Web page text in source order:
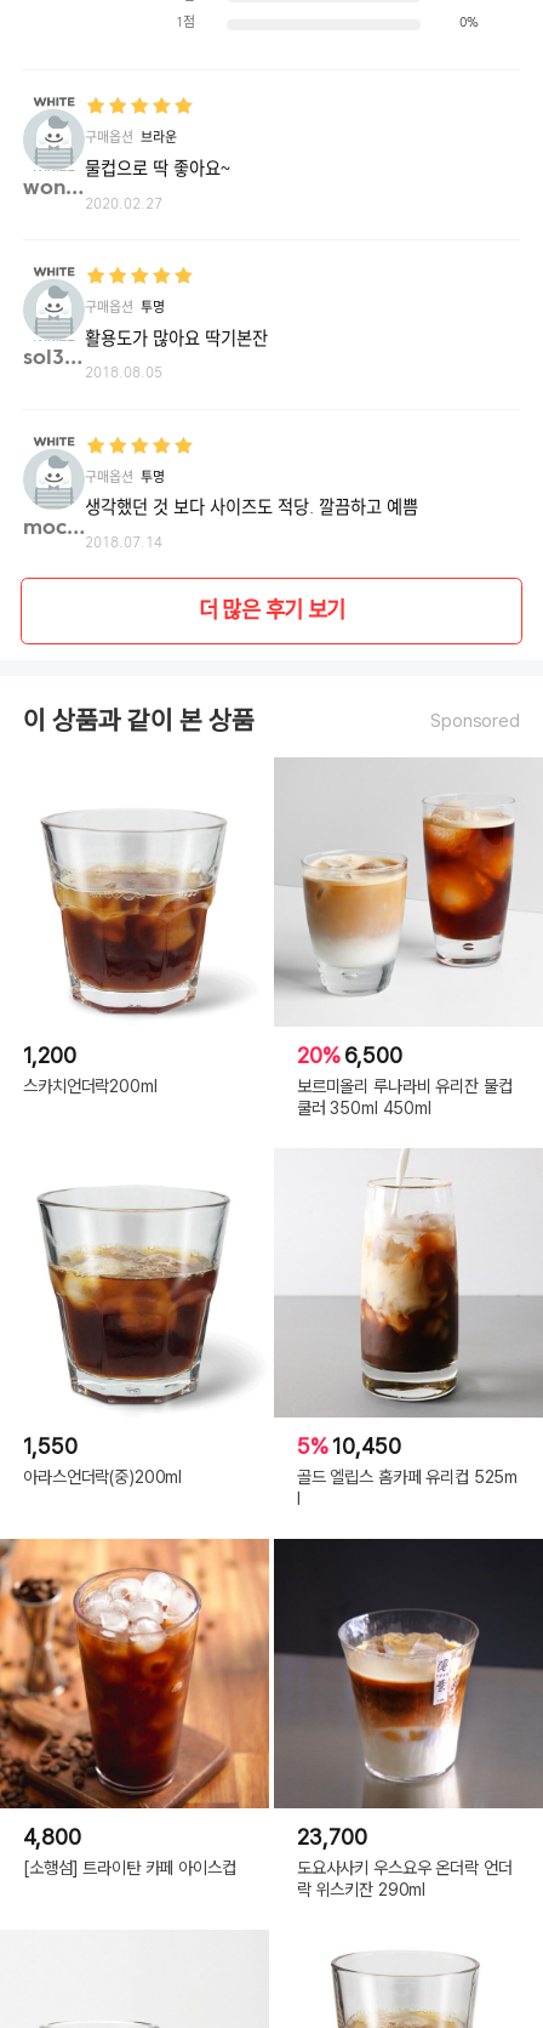
1점 0%
wond**
구매옵션 브라운
물컵으로 딱 좋아요~
2020.02.27
sol33**
구매옵션 투명
활용도가 많아요 딱기본잔
2018.08.05
mocoe**
구매옵션 투명
생각했던 것 보다 사이즈도 적당. 깔끔하고 예쁨
2018.07.14
더 많은 후기 보기
이 상품과 같이 본 상품 Sponsored
1,200
스카치언더락200ml
20%6,500
보르미올리 루나라비 유리잔 물컵
쿨러 350ml 450ml
1,550
아라스언더락(중)200ml
5%10,450
골드 엘립스 홈카페 유리컵 525m
l
4,800
[소행섬] 트라이탄 카페 아이스컵
23,700
도요사사키 우스요우 온더락 언더
락 위스키잔 290ml